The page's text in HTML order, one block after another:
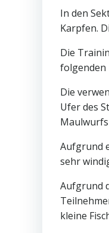
In den
Karpfen.
Die
folgenden
Die
Ufer des
Aufgrund
sehr
Aufgrund
kleine